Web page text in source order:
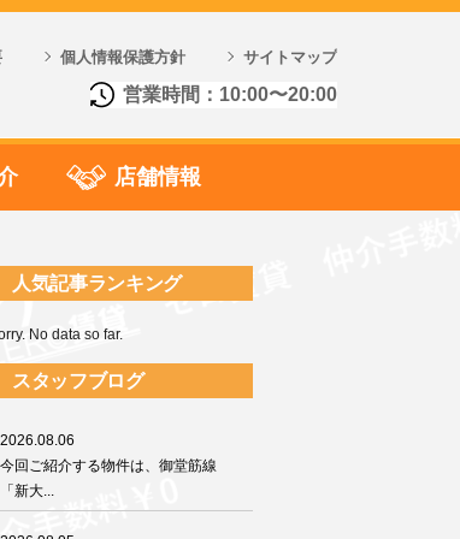
個人情報保護方針 サイトマップ
営業時間：10:00〜20:00
店舗情報
人気記事ランキング
No data so far.
スタッフブログ
2026.08.06
今回ご紹介する物件は、御堂筋線
「新大...